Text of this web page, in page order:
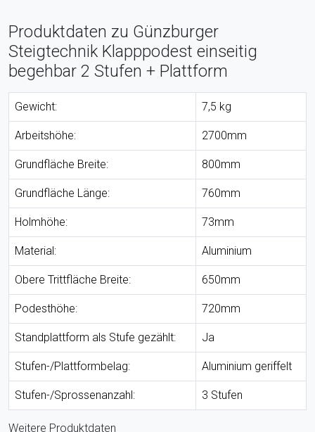
Produktdaten zu Günzburger
Steigtechnik Klapppodest einseitig
begehbar 2 Stufen + Plattform
Gewicht: 7,5 kg
Arbeitshöhe: 2700mm
Grundfläche Breite: 800mm
Grundfläche Länge: 760mm
Holmhöhe: 73mm
Material: Aluminium
Obere Trittfläche Breite: 650mm
Podesthöhe: 720mm
Standplattform als Stufe gezählt: Ja
Stufen-/Plattformbelag: Aluminium geriffelt
Stufen-/Sprossenanzahl: 3 Stufen
Weitere Produktdaten